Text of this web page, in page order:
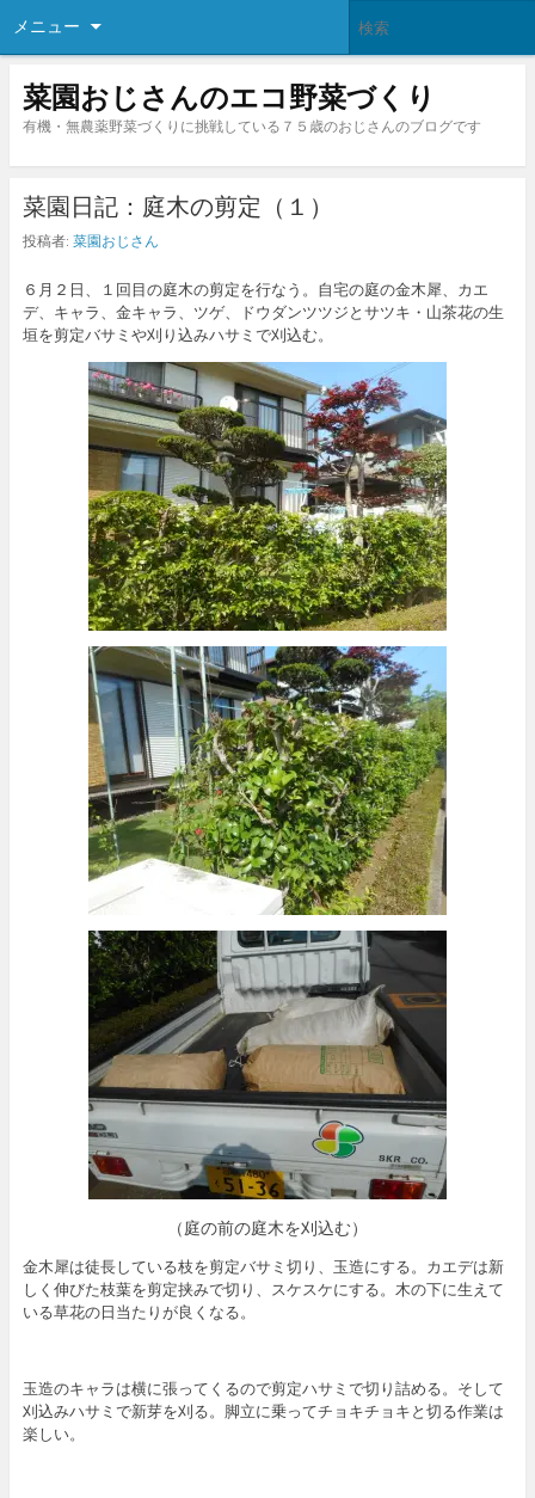
メニュー
菜園おじさんのエコ野菜づくり
有機・無農薬野菜づくりに挑戦している７５歳のおじさんのブログです
菜園日記：庭木の剪定（１）
投稿者: 菜園おじさん
６月２日、１回目の庭木の剪定を行なう。自宅の庭の金木犀、カエ
デ、キャラ、金キャラ、ツゲ、ドウダンツツジとサツキ・山茶花の生
垣を剪定バサミや刈り込みハサミで刈込む。
（庭の前の庭木を刈込む）
金木犀は徒長している枝を剪定バサミ切り、玉造にする。カエデは新
しく伸びた枝葉を剪定挟みで切り、スケスケにする。木の下に生えて
いる草花の日当たりが良くなる。
玉造のキャラは横に張ってくるので剪定ハサミで切り詰める。そして
刈込みハサミで新芽を刈る。脚立に乗ってチョキチョキと切る作業は
楽しい。